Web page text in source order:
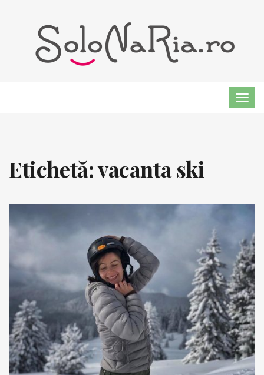
Etichetă:vacanta ski